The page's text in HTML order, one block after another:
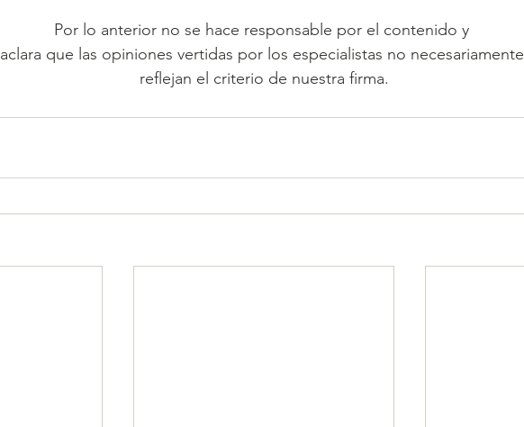
Por lo anterior no se hace responsable por el contenido y
aclara que las opiniones vertidas por los especialistas no necesariamente
reflejan el criterio de nuestra firma.